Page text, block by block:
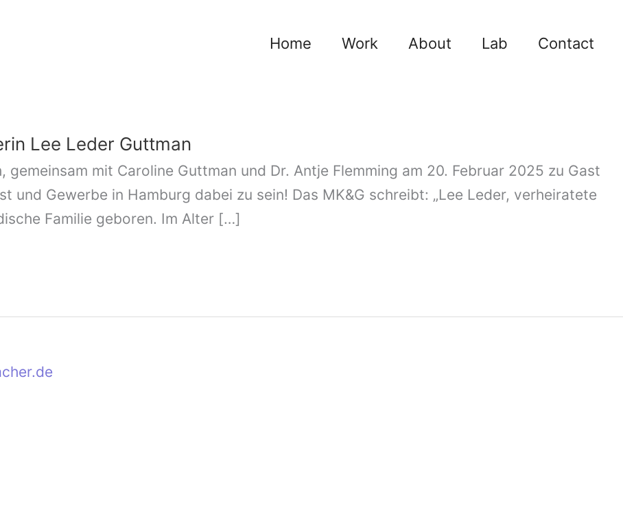
Home Work About Lab Contact
Lee Leder Guttman
mit Caroline Guttman und Dr. Antje Flemming am 20. Februar 2025 zu Gast
und Gewerbe in Hamburg dabei zu sein! Das MK&G schreibt: „Lee Leder, verheiratete
Familie geboren. Im Alter […]